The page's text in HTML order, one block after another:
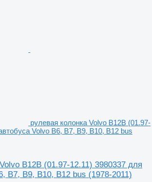
рулевая колонка Volvo B12B (01.97-
Volvo B6, B7, B9, B10, B12 bus
B12B (01.97-12.11) 3980337 для
B7, B9, B10, B12 bus (1978-2011)